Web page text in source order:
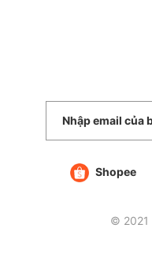
Shopee
© 2021